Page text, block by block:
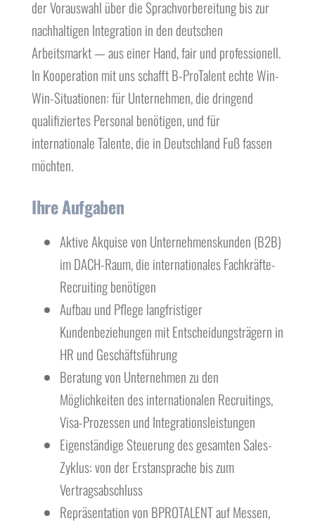
der Vorauswahl über die Sprachvorbereitung bis zur
nachhaltigen Integration in den deutschen
Arbeitsmarkt — aus einer Hand, fair und professionell.
In Kooperation mit uns schafft B-ProTalent echte Win-
Win-Situationen: für Unternehmen, die dringend
qualifiziertes Personal benötigen, und für
internationale Talente, die in Deutschland Fuß fassen
möchten.
Ihre Aufgaben
Aktive Akquise von Unternehmenskunden (B2B)
im DACH-Raum, die internationales Fachkräfte-
Recruiting benötigen
Aufbau und Pflege langfristiger
Kundenbeziehungen mit Entscheidungsträgern in
HR und Geschäftsführung
Beratung von Unternehmen zu den
Möglichkeiten des internationalen Recruitings,
Visa-Prozessen und Integrationsleistungen
Eigenständige Steuerung des gesamten Sales-
Zyklus: von der Erstansprache bis zum
Vertragsabschluss
Repräsentation von BPROTALENT auf Messen,